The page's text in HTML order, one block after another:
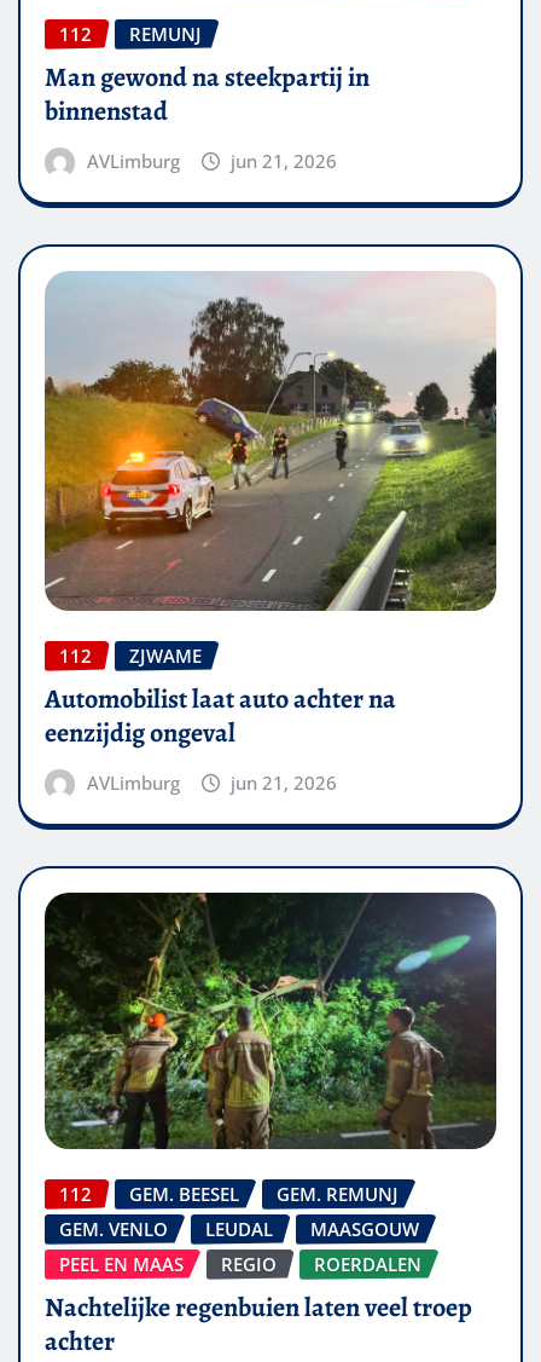
112 REMUNJ
Man gewond na steekpartij in
binnenstad
AVLimburg jun 21, 2026
112 ZJWAME
Automobilist laat auto achter na
eenzijdig ongeval
AVLimburg jun 21, 2026
112 GEM. BEESEL
GEM. REMUNJ
GEM. VENLO
LEUDAL
MAASGOUW
PEEL EN MAAS
REGIO ROERDALEN
Nachtelijke regenbuien laten veel troep
achter